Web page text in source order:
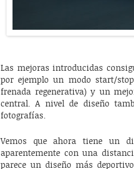
Las mejoras introducidas
por ejemplo un modo start/
frenada regenerativa) y un
central. A nivel de diseño
fotografías.
Vemos que ahora tiene un
aparentemente con una
parece un diseño más